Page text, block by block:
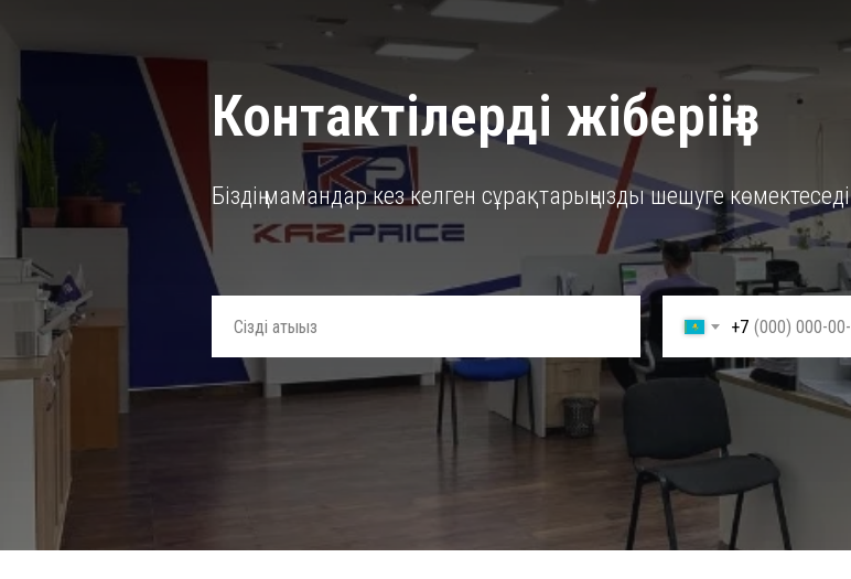
Контактілерді жіберіңіз
Біздің мамандар кез келген сұрақтарыңызды шешуге көмектеседі
+7